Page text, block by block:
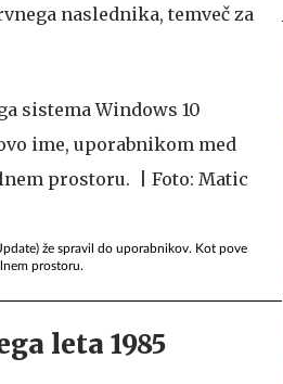
naslednika, temveč za
že spravil do uporabnikov. Kot pove
prostoru.
leta 1985